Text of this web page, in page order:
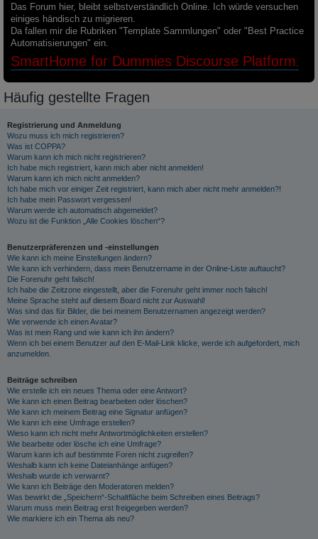
Das Forum hier, bleibt selbstverständlich Online. Ich würde versuchen
einiges händisch zu migrieren.
Da fallen mir die Rubriken "Template Sammlungen" oder "Best Practice
Automatisierungen" ein.
SmartHome for Dummies Discourse Platform.
Häufig gestellte Fragen
Registrierung und Anmeldung
Wozu muss ich mich registrieren?
Was ist COPPA?
Warum kann ich mich nicht registrieren?
Ich habe mich registriert, kann mich aber nicht anmelden!
Warum kann ich mich nicht anmelden?
Ich habe mich vor einiger Zeit registriert, kann mich aber nicht mehr anmelden?!
Ich habe mein Passwort vergessen!
Warum werde ich automatisch abgemeldet?
Wozu ist die Funktion „Alle Cookies löschen“?
Benutzerpräferenzen und -einstellungen
Wie kann ich meine Einstellungen ändern?
Wie kann ich verhindern, dass mein Benutzername in der Online-Liste auftaucht?
Die Forenuhr geht falsch!
Ich habe die Zeitzone eingestellt, aber die Forenuhr geht immer noch falsch!
Meine Sprache steht auf diesem Board nicht zur Auswahl!
Was sind das für Bilder, die bei meinem Benutzernamen angezeigt werden?
Wie verwende ich einen Avatar?
Was ist mein Rang und wie kann ich ihn ändern?
Wenn ich bei einem Benutzer auf den E-Mail-Link klicke, werde ich aufgefordert, mich
anzumelden.
Beiträge schreiben
Wie erstelle ich ein neues Thema oder eine Antwort?
Wie kann ich einen Beitrag bearbeiten oder löschen?
Wie kann ich meinem Beitrag eine Signatur anfügen?
Wie kann ich eine Umfrage erstellen?
Wieso kann ich nicht mehr Antwortmöglichkeiten erstellen?
Wie bearbeite oder lösche ich eine Umfrage?
Warum kann ich auf bestimmte Foren nicht zugreifen?
Weshalb kann ich keine Dateianhänge anfügen?
Weshalb wurde ich verwarnt?
Wie kann ich Beiträge den Moderatoren melden?
Was bewirkt die „Speichern“-Schaltfläche beim Schreiben eines Beitrags?
Warum muss mein Beitrag erst freigegeben werden?
Wie markiere ich ein Thema als neu?